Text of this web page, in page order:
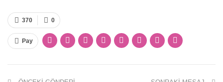
0
370
Pay